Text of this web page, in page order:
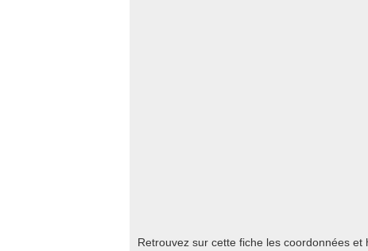
Retrouvez sur cette fiche les coordonnées